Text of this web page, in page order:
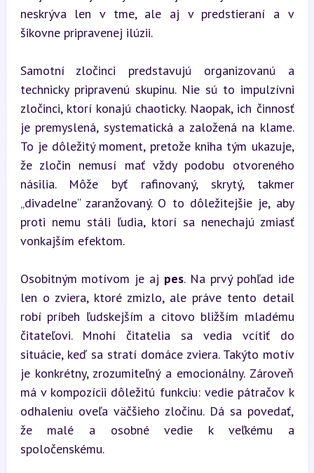
neskrýva len v tme, ale aj v predstieraní a v
šikovne pripravenej ilúzii.
Samotní zločinci predstavujú organizovanú a
technicky pripravenú skupinu. Nie sú to impulzívni
zločinci, ktorí konajú chaoticky. Naopak, ich činnosť
je premyslená, systematická a založená na klame.
To je dôležitý moment, pretože kniha tým ukazuje,
že zločin nemusí mať vždy podobu otvoreného
násilia. Môže byť rafinovaný, skrytý, takmer
„divadelne“ zaranžovaný. O to dôležitejšie je, aby
proti nemu stáli ľudia, ktorí sa nenechajú zmiasť
vonkajším efektom.
Osobitným motívom je aj pes. Na prvý pohľad ide
len o zviera, ktoré zmizlo, ale práve tento detail
robí príbeh ľudskejším a citovo bližším mladému
čitateľovi. Mnohí čitatelia sa vedia vcítiť do
situácie, keď sa stratí domáce zviera. Takýto motív
je konkrétny, zrozumiteľný a emocionálny. Zároveň
má v kompozícii dôležitú funkciu: vedie pátračov k
odhaleniu oveľa väčšieho zločinu. Dá sa povedať,
že malé a osobné vedie k veľkému a
spoločenskému.